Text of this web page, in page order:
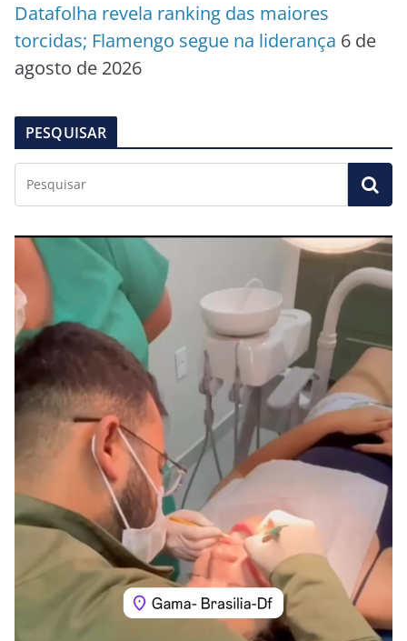
Datafolha revela ranking das maiores
torcidas; Flamengo segue na liderança 6 de
agosto de 2026
PESQUISAR